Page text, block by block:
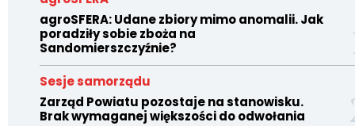
agroSFERA: Udane zbiory mimo anomalii. Jak
poradziły sobie zboża na
Sandomierszczyźnie?
Sesje samorządu
Zarząd Powiatu pozostaje na stanowisku.
Brak wymaganej większości do odwołania